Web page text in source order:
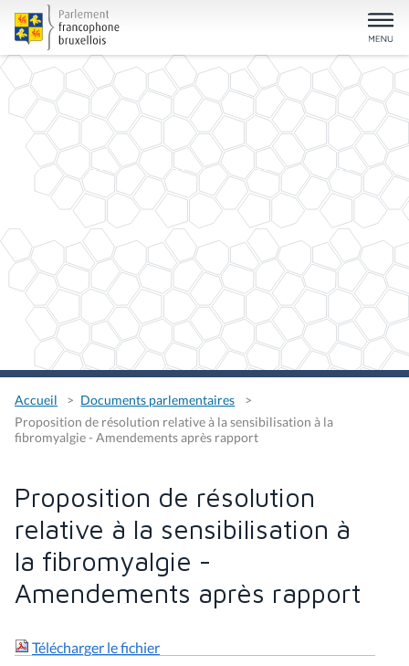
Accueil
Documents parlementaires
Proposition de résolution relative à la sensibilisation à la
fibromyalgie - Amendements après rapport
Proposition de résolution
relative à la sensibilisation à
la fibromyalgie -
Amendements après rapport
Télécharger le fichier